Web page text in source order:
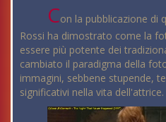
Con la pubblicazione di
Rossi ha dimostrato come la
essere più potente dei
cambiato il paradigma della
immagini, sebbene stupende,
significativi nella vita dell'attrice.